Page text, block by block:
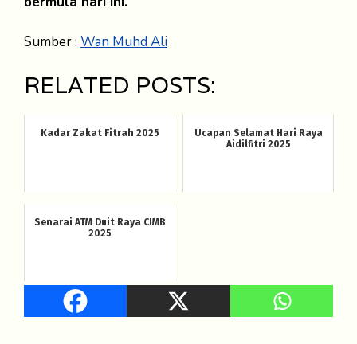
Sumber : Wan Muhd Ali
RELATED POSTS:
Kadar Zakat Fitrah 2025
Ucapan Selamat Hari Raya
Aidilfitri 2025
Senarai ATM Duit Raya CIMB
2025